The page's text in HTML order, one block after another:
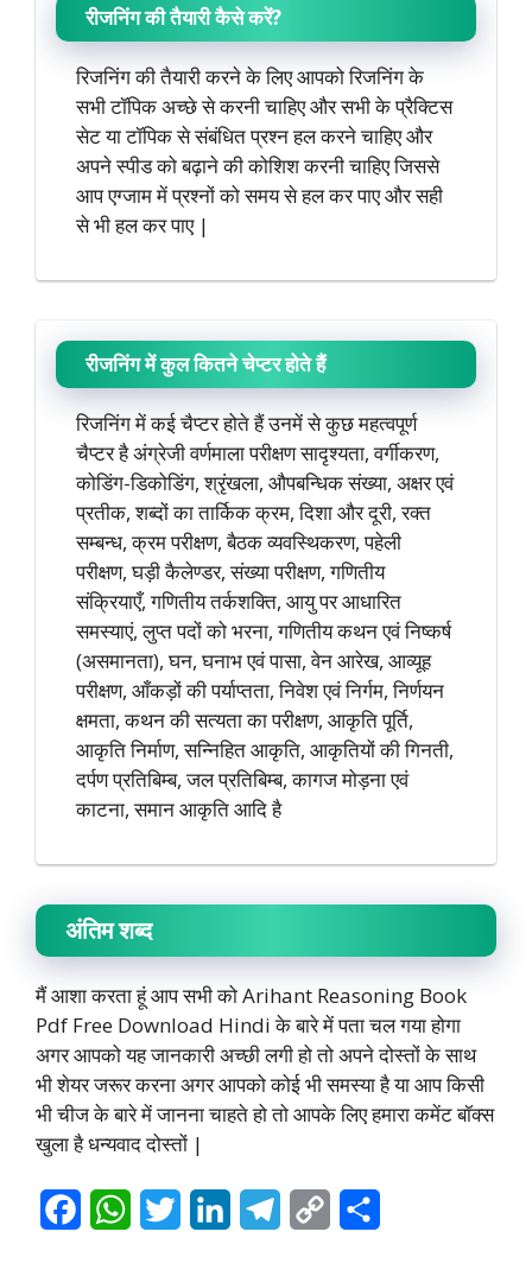
रीजनिंग की तैयारी कैसे करें?
रिजनिंग की तैयारी करने के लिए आपको रिजनिंग के
सभी टॉपिक अच्छे से करनी चाहिए और सभी के प्रैक्टिस
सेट या टॉपिक से संबंधित प्रश्न हल करने चाहिए और
अपने स्पीड को बढ़ाने की कोशिश करनी चाहिए जिससे
आप एग्जाम में प्रश्नों को समय से हल कर पाए और सही
से भी हल कर पाए |
रीजनिंग में कुल कितने चेप्टर होते हैं
रिजनिंग में कई चैप्टर होते हैं उनमें से कुछ महत्वपूर्ण
चैप्टर है अंग्रेजी वर्णमाला परीक्षण सादृश्यता, वर्गीकरण,
कोडिंग-डिकोडिंग, श्रृंखला, औपबन्धिक संख्या, अक्षर एवं
प्रतीक, शब्दों का तार्किक क्रम, दिशा और दूरी, रक्‍त
सम्बन्ध, क्रम परीक्षण, बैठक व्यवस्थिकरण, पहेली
परीक्षण, घड़ी कैलेण्डर, संख्या परीक्षण, गणितीय
संक्रियाएँ, गणितीय तर्कशक्ति, आयु पर आधारित
समस्याएं, लुप्त पदों को भरना, गणितीय कथन एवं निष्कर्ष
(असमानता), घन, घनाभ एवं पासा, वेन आरेख, आव्यूह
परीक्षण, आँकड़ों की पर्याप्तता, निवेश एवं निर्गम, निर्णयन
क्षमता, कथन की सत्यता का परीक्षण, आकृति पूर्ति,
आकृति निर्माण, सन्निहित आकृति, आकृतियों की गिनती,
दर्पण प्रतिबिम्ब, जल प्रतिबिम्ब, कागज मोड़ना एवं
काटना, समान आकृति आदि है
अंतिम शब्द
मैं आशा करता हूं आप सभी को Arihant Reasoning Book
Pdf Free Download Hindi के बारे में पता चल गया होगा
अगर आपको यह जानकारी अच्छी लगी हो तो अपने दोस्तों के साथ
भी शेयर जरूर करना अगर आपको कोई भी समस्या है या आप किसी
भी चीज के बारे में जानना चाहते हो तो आपके लिए हमारा कमेंट बॉक्स
खुला है धन्यवाद दोस्तों |
W